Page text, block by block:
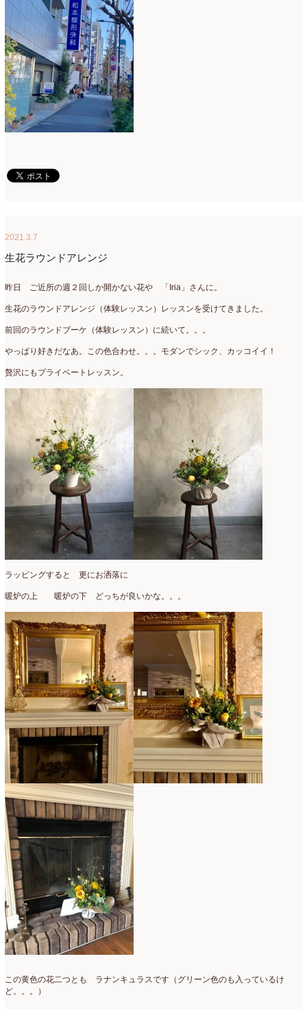
2021.3.7
生花ラウンドアレンジ
昨日 ご近所の週２回しか開かない花や 「Iria」さんに。
生花のラウンドアレンジ（体験レッスン）レッスンを受けてきました。
前回のラウンドブーケ（体験レッスン）に続いて。。。
やっぱり好きだなあ。この色合わせ。。。モダンでシック、カッコイイ！
贅沢にもプライベートレッスン。
ラッピングすると 更にお洒落に
暖炉の上 暖炉の下 どっちが良いかな。。。
この黄色の花二つとも ラナンキュラスです（グリーン色のも入っているけ
ど。。。）